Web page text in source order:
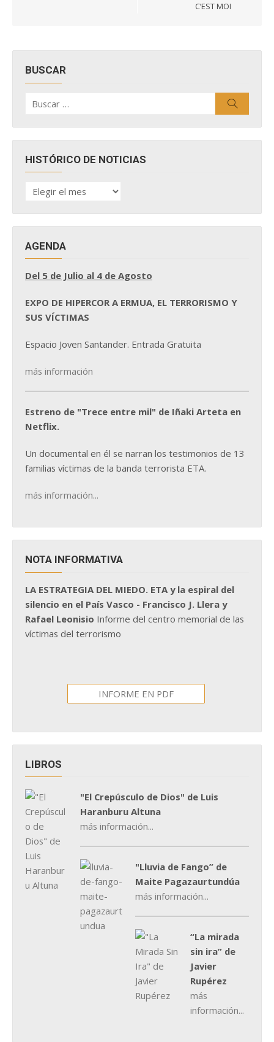
C’EST MOI
BUSCAR
por:
HISTÓRICO DE NOTICIAS
HISTÓRICO
DE
AGENDA
Del 5 de Julio al 4 de Agosto
EXPO DE HIPERCOR A ERMUA, EL TERRORISMO Y
SUS VÍCTIMAS
Espacio Joven Santander. Entrada Gratuita
más información
Estreno de "Trece entre mil" de Iñaki Arteta en
Netflix.
Un documental en él se narran los testimonios de 13
familias víctimas de la banda terrorista ETA.
más información...
NOTA INFORMATIVA
LA ESTRATEGIA DEL MIEDO. ETA y la espiral del
silencio en el País Vasco - Francisco J. Llera y
Rafael Leonisio Informe del centro memorial de las
víctimas del terrorismo
INFORME EN PDF
LIBROS
"El Crepúsculo de Dios" de Luis
Haranburu Altuna
más información...
"Lluvia de Fango” de
Maite Pagazaurtundúa
más información...
“La mirada
sin ira” de
Javier
Rupérez
más
información...